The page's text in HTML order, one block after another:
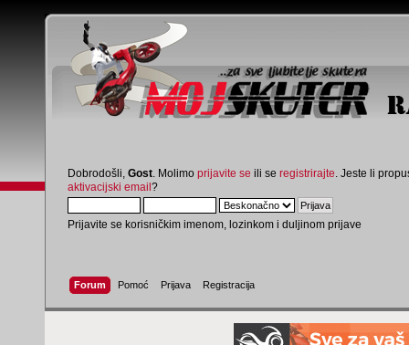
Dobrodošli, Gost . Molimo prijavite se ili se registrirajte . Jeste li
aktivacijski email?
Prijavite se korisničkim imenom, lozinkom i duljinom prijave
Forum Pomoć Prijava Registracija